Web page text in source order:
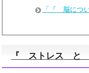
「『 脳につ
『 ストレス と